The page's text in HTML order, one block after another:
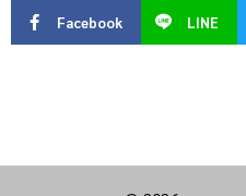
Facebook LINE